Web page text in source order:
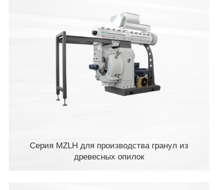
Серия MZLH для производства гранул из
древесных опилок